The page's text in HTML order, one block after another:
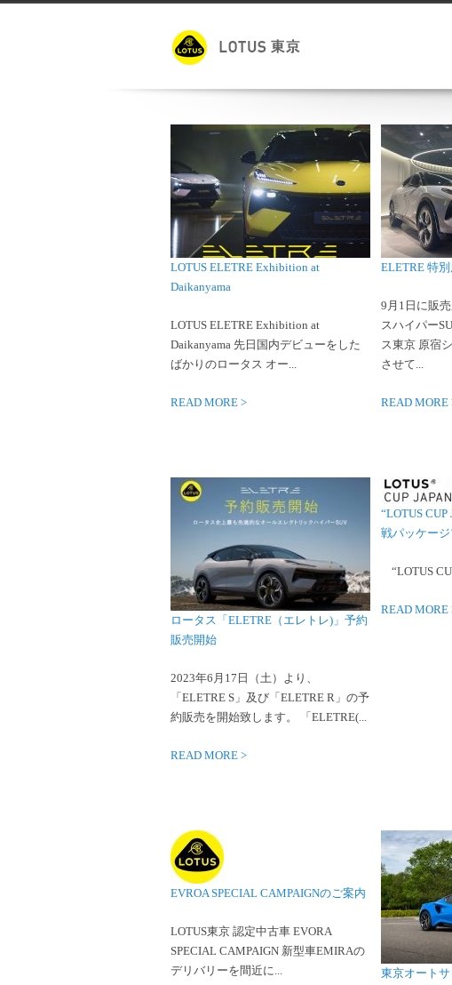
LOTUS ELETRE Exhibition at
Daikanyama
LOTUS ELETRE Exhibition at
Daikanyama 先日国内デビューをした
ばかりのロータス オー...
READ MORE >
ELETRE 特
9月1日に販
スハイパー
ス東京 原宿
させて...
READ MORE
ロータス「ELETRE（エレトレ)」予約
販売開始
2023年6月17日（土）より、
「ELETRE S」及び「ELETRE R」の予
約販売を開始致します。 「ELETRE(...
READ MORE >
“LOTUS
戦パッケー
“LOTUS
READ MORE
EVROA SPECIAL CAMPAIGNのご案内
LOTUS東京 認定中古車 EVORA
SPECIAL CAMPAIGN 新型車EMIRAの
デリバリーを間近に...
東京オート